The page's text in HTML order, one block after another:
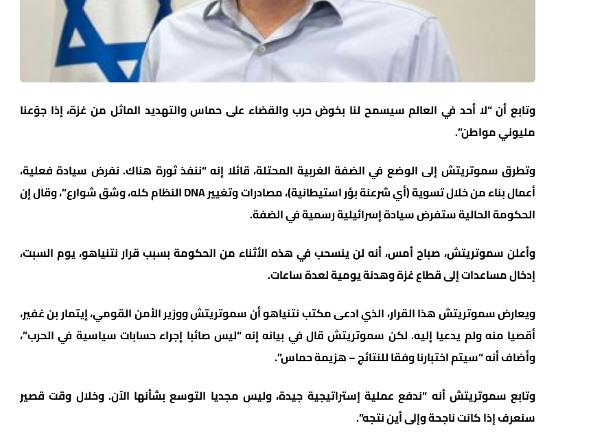
وتابع أن “لا أحد في العالم سيسمح لنا بخوض حرب والقضاء على حماس والتهديد الماثل من غزة، إذا جوّعنا
مليوني مواطن”.
وتطرق سموتريتش إلى الوضع في الضفة الغربية المحتلة، قائلا إنه “ننفذ ثورة هناك. نفرض سيادة فعلية،
أعمال بناء من خلال تسوية (أي شرعنة بؤر استيطانية)، مصادرات وتغيير DNA النظام كله، وشق شوارع”، وقال إن
الحكومة الحالية ستفرض سيادة إسرائيلية رسمية في الضفة.
وأعلن سموتريتش، صباح أمس، أنه لن ينسحب في هذه الأثناء من الحكومة بسبب قرار نتنياهو، يوم السبت،
إدخال مساعدات إلى قطاع غزة وهدنة يومية لعدة ساعات.
ويعارض سموتريتش هذا القرار، الذي ادعى مكتب نتنياهو أن سموتريتش ووزير الأمن القومي، إيتمار بن غفير،
أقصيا منه ولم يدعيا إليه. لكن سموتريتش قال في بيانه إنه “ليس صائبا إجراء حسابات سياسية في الحرب”،
وأضاف أنه “سيتم اختبارنا وفقا للنتائج – هزيمة حماس”.
وتابع سموتريتش أنه “ندفع عملية إستراتيجية جيدة، وليس مجديا التوسع بشأنها الآن. وخلال وقت قصير
سنعرف إذا كانت ناجحة وإلى أين نتجه”.